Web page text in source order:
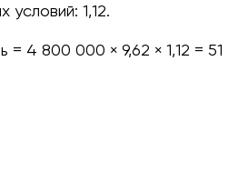
условий: 1,12.
= 4 800 000 × 9,62 × 1,12 = 51